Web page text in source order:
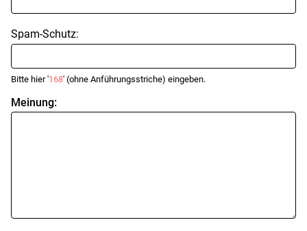
Spam-Schutz:
Bitte hier '168' (ohne Anführungsstriche) eingeben.
Meinung: